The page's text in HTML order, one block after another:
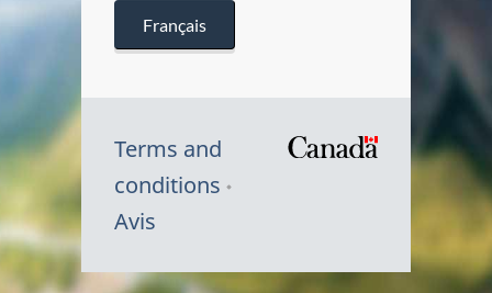
Français
Terms and
conditions
Avis